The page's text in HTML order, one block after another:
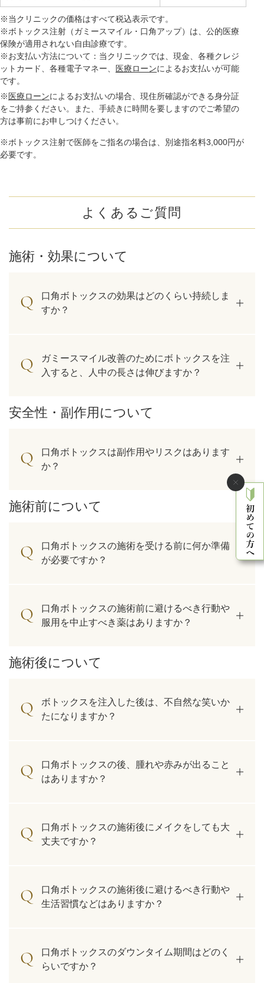
※当クリニックの価格はすべて税込表示です。
※ボトックス注射（ガミースマイル・口角アップ）は、公的医療
保険が適用されない自由診療です。
※お支払い方法について：当クリニックでは、現金、各種クレジ
ットカード、各種電子マネー、
医療ローンによるお支払いが可能
です。
※ 医療ローンによるお支払いの場合、現住所確認ができる身分証
をご持参ください。また、手続きに時間を要しますのでご希望の
方は事前にお申しつけください。
※ボトックス注射で医師をご指名の場合は、別途指名料3,000円が
必要です。
よくあるご質問
施術・効果について
口角ボトックスの効果はどのくらい持続しま
すか？
ガミースマイル改善のためにボトックスを注
入すると、人中の長さは伸びますか？
安全性・副作用について
口角ボトックスは副作用やリスクはあります
か？
施術前について
口角ボトックスの施術を受ける前に何か準備
が必要ですか？
口角ボトックスの施術前に避けるべき行動や
服用を中止すべき薬はありますか？
施術後について
ボトックスを注入した後は、不自然な笑いか
たになりますか？
口角ボトックスの後、腫れや赤みが出ること
はありますか？
口角ボトックスの施術後にメイクをしても大
丈夫ですか？
口角ボトックスの施術後に避けるべき行動や
生活習慣などはありますか？
口角ボトックスのダウンタイム期間はどのく
らいですか？